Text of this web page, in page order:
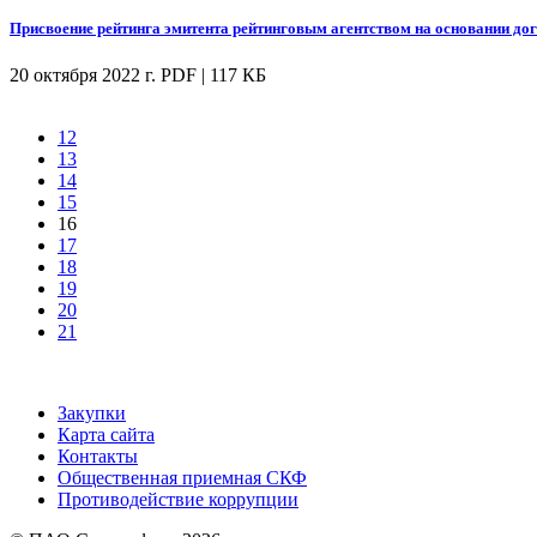
Присвоение рейтинга эмитента рейтинговым агентством на основании
20 октября 2022 г. PDF | 117 КБ
12
13
14
15
16
17
18
19
20
21
Закупки
Карта сайта
Контакты
Общественная приемная СКФ
Противодействие коррупции